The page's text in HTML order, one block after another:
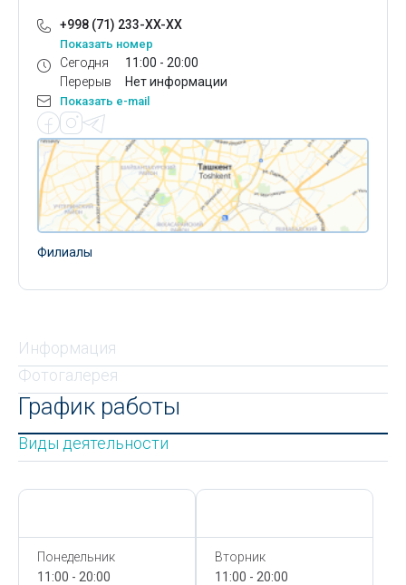
+998 (71) 233-XX-XX
Показать номер
Сегодня
Перерыв
11:00 - 20:00
Нет информации
Показать e-mail
Филиалы
Информация
Фотогалерея
График работы
Виды деятельности
Понедельник
11:00 - 20:00
Вторник
11:00 - 20:00